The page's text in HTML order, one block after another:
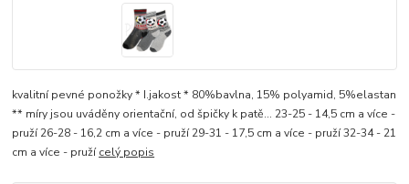
kvalitní pevné ponožky * I.jakost * 80%bavlna, 15% polyamid, 5%elastan
** míry jsou uváděny orientační, od špičky k patě... 23-25 - 14,5 cm a více -
pruží 26-28 - 16,2 cm a více - pruží 29-31 - 17,5 cm a více - pruží 32-34 - 21
cm a více - pružícelý popis